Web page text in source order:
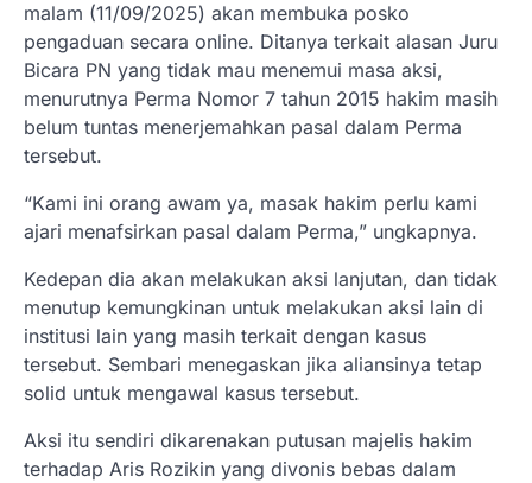
malam (11/09/2025) akan membuka posko
pengaduan secara online. Ditanya terkait alasan Juru
Bicara PN yang tidak mau menemui masa aksi,
menurutnya Perma Nomor 7 tahun 2015 hakim masih
belum tuntas menerjemahkan pasal dalam Perma
tersebut.
“Kami ini orang awam ya, masak hakim perlu kami
ajari menafsirkan pasal dalam Perma,” ungkapnya.
Kedepan dia akan melakukan aksi lanjutan, dan tidak
menutup kemungkinan untuk melakukan aksi lain di
institusi lain yang masih terkait dengan kasus
tersebut. Sembari menegaskan jika aliansinya tetap
solid untuk mengawal kasus tersebut.
Aksi itu sendiri dikarenakan putusan majelis hakim
terhadap Aris Rozikin yang divonis bebas dalam